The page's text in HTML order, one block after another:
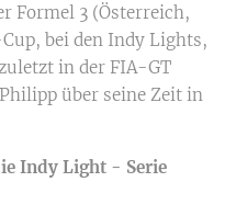
Formel 3 (Österreich,
bei den Indy Lights,
in der FIA-GT
über seine Zeit in
Indy Light - Serie